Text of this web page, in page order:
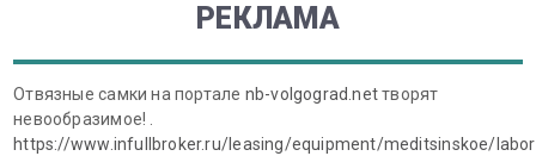
РЕКЛАМА
Отвязные самки на портале nb-volgograd.netтворят
невообразимое! .
https://www.infullbroker.ru/leasing/equipment/meditsinskoe/